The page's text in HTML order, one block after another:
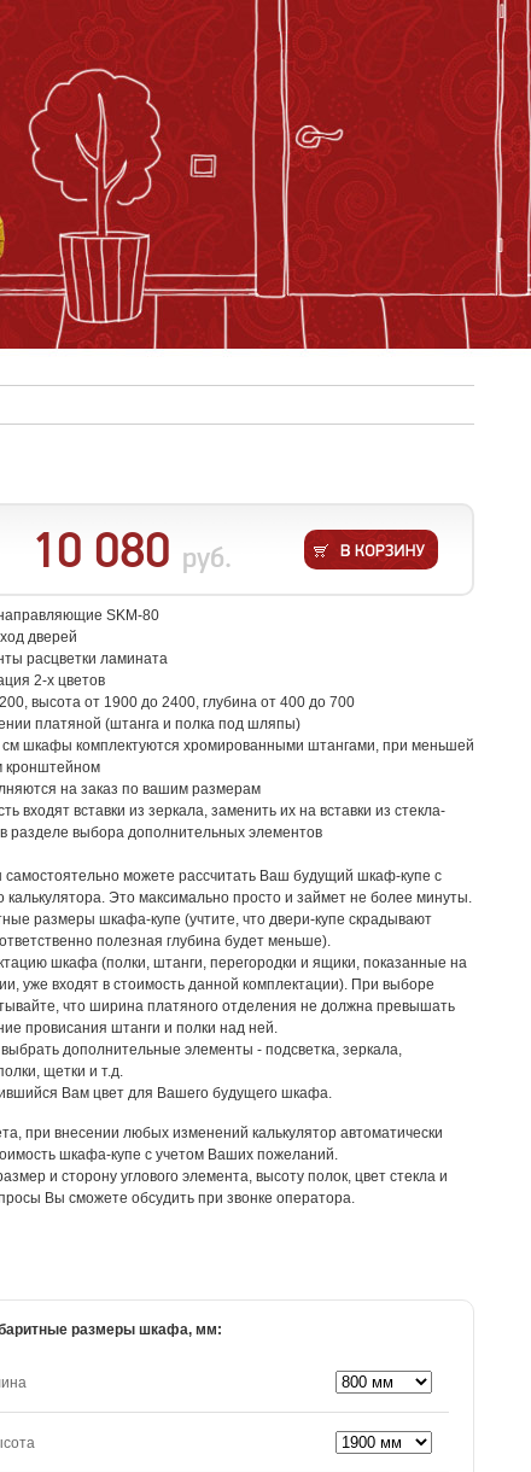
10 080 руб.
SKM-80
дверей
расцветки ламината
2-х цветов
высота от 1900 до 2400, глубина от 400 до 700
платяной (штанга и полка под шляпы)
см шкафы комплектуются хромированными штангами, при меньшей
кронштейном
на заказ по вашим размерам
входят вставки из зеркала, заменить их на вставки из стекла-
разделе выбора дополнительных элементов
самостоятельно можете рассчитать Ваш будущий шкаф-купе с
Это максимально просто и займет не более минуты.
размеры шкафа-купе (учтите, что двери-купе скрадывают
полезная глубина будет меньше).
шкафа (полки, штанги, перегородки и ящики, показанные на
уже входят в стоимость данной комплектации). При выборе
что ширина платяного отделения не должна превышать
провисания штанги и полки над ней.
дополнительные элементы - подсветка, зеркала,
щетки и т.д.
Вам цвет для Вашего будущего шкафа.
при внесении любых изменений калькулятор автоматически
шкафа-купе с учетом Ваших пожеланий.
и сторону углового элемента, высоту полок, цвет стекла и
Вы сможете обсудить при звонке оператора.
размеры шкафа, мм: